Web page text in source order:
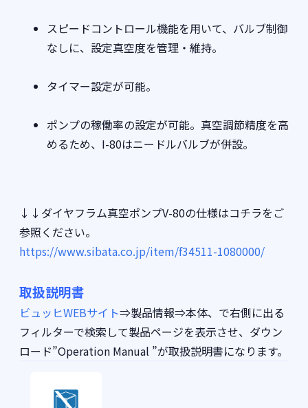
スピードコントロール機能を用いて、バルブ制御
なしに、設定真空度を管理・維持。
タイマー設定が可能。
ポンプの稼働率の設定が可能。真空調節精度を高
めるため、I-80はニードルバルブが併設。
↓↓ダイヤフラム真空ポンプV-80の仕様はコチラをご
参照ください。
https://www.sibata.co.jp/item/f34511-1080000/
取扱説明書
ビュッヒWEBサイト⇒製品情報⇒本体、で右側に出る
フィルターで検索して製品ページを表示させ、ダウン
ロード”Operation Manual ”が取扱説明書になります。